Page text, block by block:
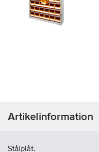
Artikelinformation
Stålplåt.